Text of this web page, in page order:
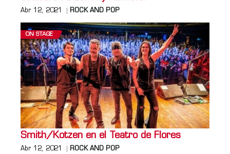
Abr 12, 2021 ROCK AND POP
ON STAGE
Smith/Kotzen en el Teatro de Flores
Abr 12, 2021 ROCK AND POP